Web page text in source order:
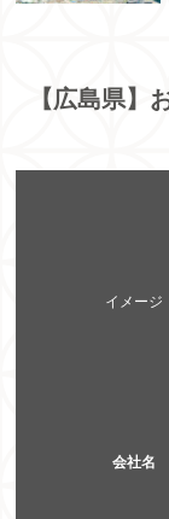
【広島県】
イメージ
会社名